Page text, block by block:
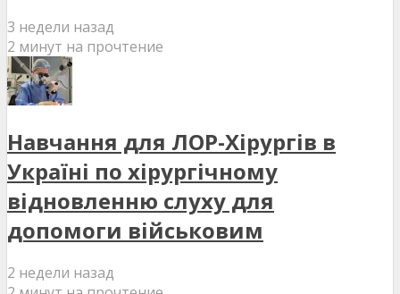
3 недели назад
2 минут на прочтение
Навчання для ЛОР-Хірургів в
Україні по хірургічному
відновленню слуху для
допомоги військовим
2 недели назад